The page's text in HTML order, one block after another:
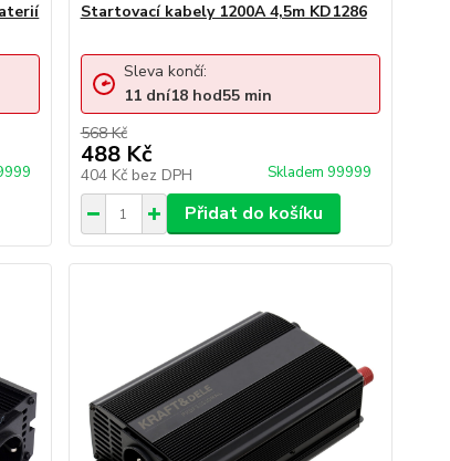
Startovací kabely 1200A 4,5m KD1286
568 Kč
488 Kč
404 Kč bez DPH Skladem 99999
Sleva končí:
11 dní18hod55min
Přidat do košíku